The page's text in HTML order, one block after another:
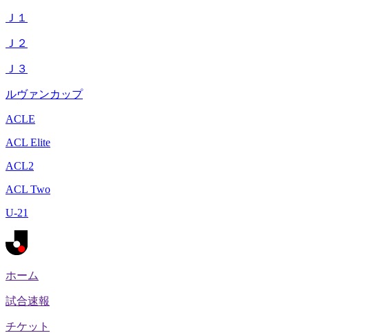
Ｊ１
Ｊ２
Ｊ３
ルヴァンカップ
ACLE
ACL Elite
ACL2
ACL Two
U-21
ホーム
試合速報
チケット